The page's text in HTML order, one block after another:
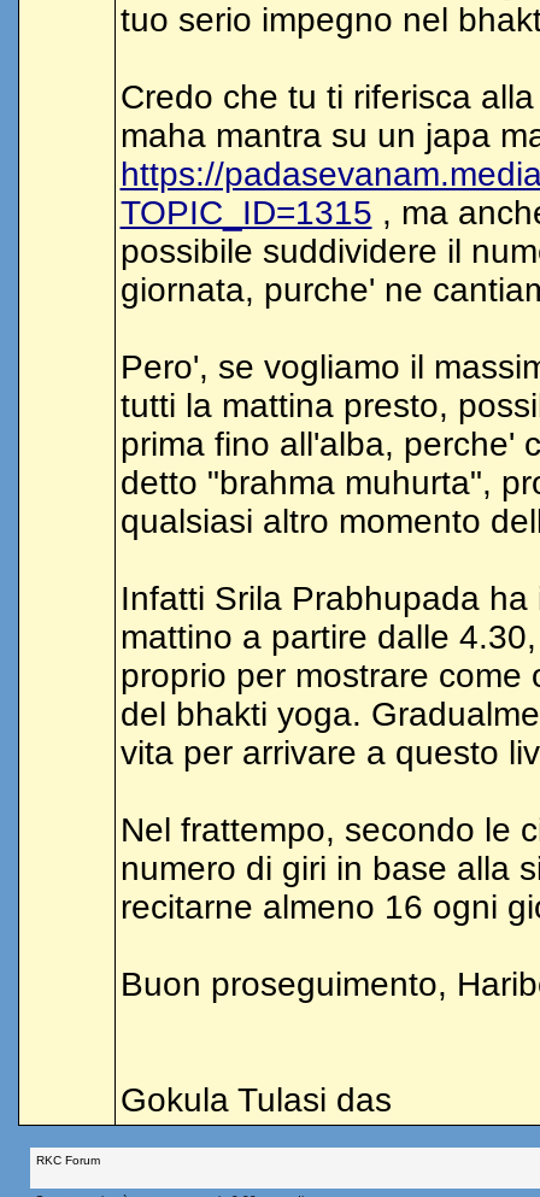
tuo serio impegno nel
Credo che tu ti riferisca
maha mantra su un japa
https://
TOPIC_ID=1315 , ma
possibile suddividere il
giornata, purche' ne
Pero', se vogliamo il
tutti la mattina presto,
prima fino all'alba, perche'
detto "brahma muhurta",
qualsiasi altro momento
Infatti Srila Prabhupada
mattino a partire dalle
proprio per mostrare come
del bhakti yoga.
vita per arrivare a questo
Nel frattempo, secondo le
numero di giri in base alla
recitarne almeno 16 ogni
Buon proseguimento,
Gokula Tulasi das
RKC Forum